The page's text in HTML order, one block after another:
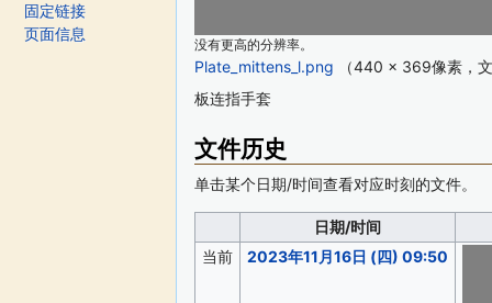
没有更高的分辨率。
Plate_mittens_l.png
（440 × 369像素，
板连指手套
文件历史
单击某个日期/时间查看对应时刻的文件。
日期/时间
当前
2023年11月16日 (四) 09:50
固定链接
页面信息